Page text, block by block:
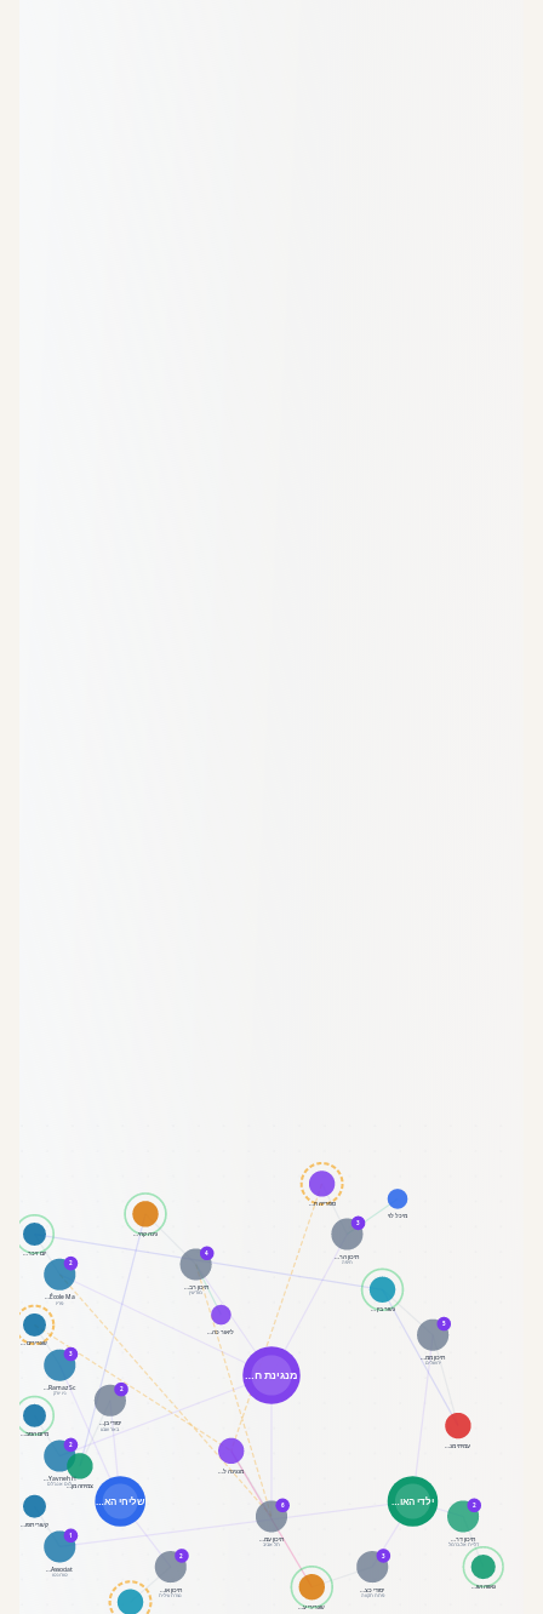
מנגינת ח…
שליחי הא… ילדי האו…
תיכון רב…
מודיעין
4 תיכון הר…
חיפה
3
יסודי בן…
באר שבע
2
תיכון ממ…
ירושלים
5
תיכון עמ…
תל אביב
6
תיכון או…
נצרת עילית
2
יסודי כצ…
פתח תקווה
3
École Ma…
פריז
2
Ramaz Sc…
ניו יורק
3
Yavneh H…
לוס אנג'לס
2
Associat…
טורונטו
1
גינה קהי…
ספרייה ח…
גשר בין …
מנגינה ל…
צמיחה מן…
עמיתי מנ…
שגרירי ע…
יום זיכר…
שגרירים …
מיזם הסב…
קשרי תפו…
גאווה וש…
ליאור כה…
מיכל לוי
תיכון דר…
דליית אל-כרמל
2